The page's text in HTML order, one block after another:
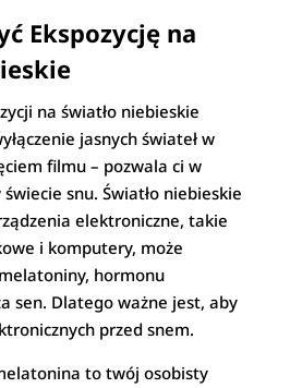
Ekspozycję na
na światło niebieskie
jasnych świateł w
filmu – pozwala ci w
świecie snu. Światło niebieskie
elektroniczne, takie
i komputery, może
hormonu
sen. Dlatego ważne jest, aby
przed snem.
to twój osobisty